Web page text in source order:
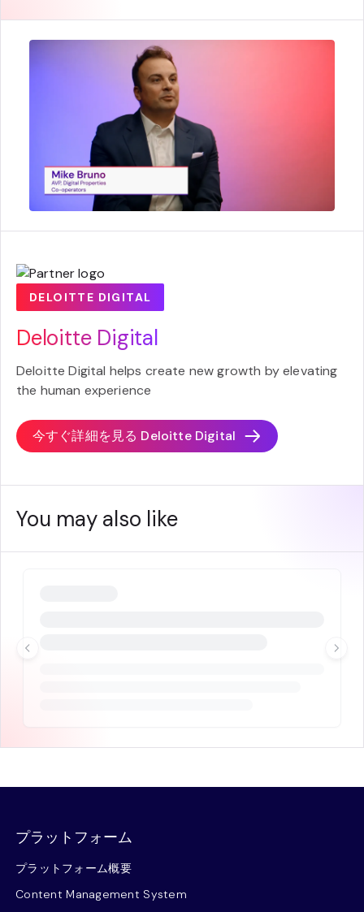
DELOITTE DIGITAL
Deloitte Digital
Deloitte Digital helps create new growth by elevating
the human experience
今すぐ詳細を見る Deloitte Digital
You may also like
プラットフォーム
プラットフォーム概要
Content Management System